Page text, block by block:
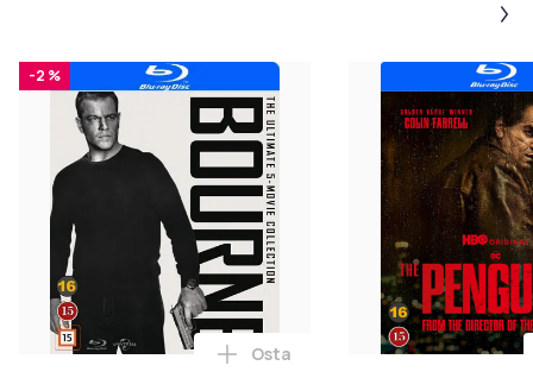
Levy-yhtiö: Rialto
Jakelija: smd
Viivakoodi: 5709165689024
SKU: 24167
Formaatti
Blu-ray
Tuotenro
685dbdce-2e05-5242-a525-b1ad15cf9c0d
Tuoteturvallisuustiedot
-2 %
Lisää Bourne: 5 elokuvan
Osta